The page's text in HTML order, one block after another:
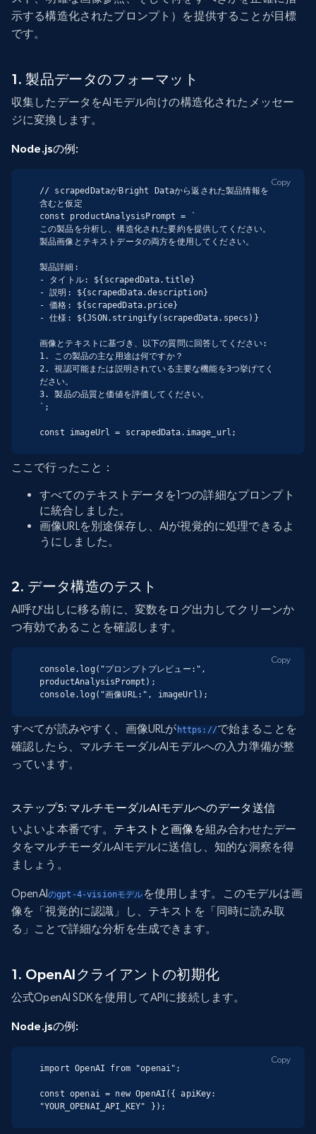
示する構造化されたプロンプト）を提供することが目標
です。
1. 製品データのフォーマット
収集したデータをAIモデル向けの構造化されたメッセー
ジに変換します。
Node.jsの例:
// scrapedDataがBright Dataから返された製品情報を
含むと仮定
const productAnalysisPrompt = `
この製品を分析し、構造化された要約を提供してください。
製品画像とテキストデータの両方を使用してください。
製品詳細:
- タイトル: ${scrapedData.title}
- 説明: ${scrapedData.description}
- 価格: ${scrapedData.price}
- 仕様: ${JSON.stringify(scrapedData.specs)}
画像とテキストに基づき、以下の質問に回答してください:
1. この製品の主な用途は何ですか？
2. 視認可能または説明されている主要な機能を3つ挙げてく
ださい。
3. 製品の品質と価値を評価してください。
`;
const imageUrl = scrapedData.image_url;
Copy
ここで行ったこと：
すべてのテキストデータを1つの詳細なプロンプト
に統合しました。
画像URLを別途保存し、AIが視覚的に処理できるよ
うにしました。
2. データ構造のテスト
AI呼び出しに移る前に、変数をログ出力してクリーンか
つ有効であることを確認します。
console.log("プロンプトプレビュー:",
productAnalysisPrompt);
console.log("画像URL:", imageUrl);
Copy
すべてが読みやすく、画像URLが https://で始まることを
確認したら、マルチモーダルAIモデルへの入力準備が整
っています。
ステップ5: マルチモーダルAIモデルへのデータ送信
いよいよ本番です。 テキストと画像を組み合わせたデー
タをマルチモーダルAIモデルに送信し、知的な洞察を得
ましょう。
OpenAIのgpt-4-visionモデル を使用します。このモデルは画
像を「視覚的に認識」し、テキストを「同時に読み取
る」ことで詳細な分析を生成できます。
1. OpenAIクライアントの初期化
公式OpenAI SDKを使用してAPIに接続します。
Node.jsの例:
import OpenAI from "openai";
const openai = new OpenAI({ apiKey:
"YOUR_OPENAI_API_KEY" });
Copy